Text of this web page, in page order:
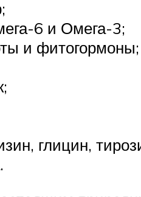
6 и Омега-3;
и фитогормоны;
глицин,